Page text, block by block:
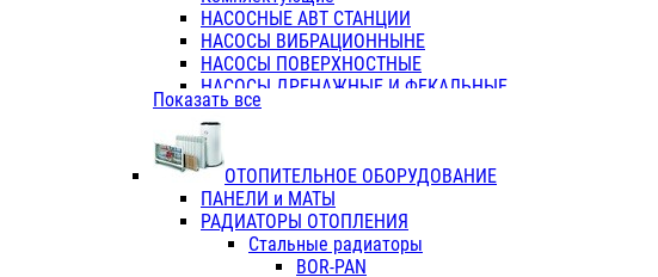
ТРУБЫ ГОФРИРОВАННЫЕ ДВУХСЛ.
ТРУБЫ ПОЛИЭТИЛЕНОВЫЕ
НАСОСНЫЕ АВТ СТАНЦИИ
НАСОСЫ ВИБРАЦИОННЫНЕ
НАСОСЫ ПОВЕРХНОСТНЫЕ
НАСОСЫ ДРЕНАЖНЫЕ И ФЕКАЛЬНЫЕ
НАСОСЫ ПОВЫСИТ и ЦИРКУЛЯЦИОННЫЕ
НАСОСЫ СКВАЖИННЫЕ
Показать все
ОТОПИТЕЛЬНОЕ ОБОРУДОВАНИЕ
ПАНЕЛИ и МАТЫ
РАДИАТОРЫ ОТОПЛЕНИЯ
Стальные радиаторы
BOR-PAN